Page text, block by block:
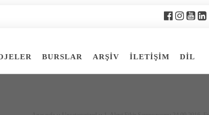
BURSLAR ARŞİV İLETİŞİM DİL